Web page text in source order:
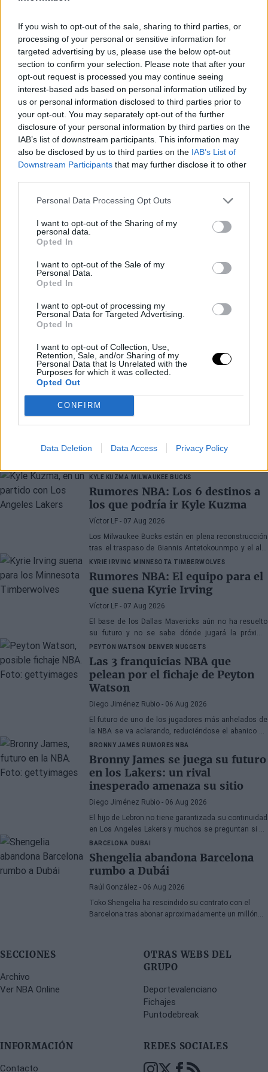
If you wish to opt-out of the sale, sharing to third parties, or
processing of your personal or sensitive information for
targeted advertising by us, please use the below opt-out
section to confirm your selection. Please note that after your
opt-out request is processed you may continue seeing
interest-based ads based on personal information utilized by
us or personal information disclosed to third parties prior to
your opt-out. You may separately opt-out of the further
disclosure of your personal information by third parties on the
IAB’s list of downstream participants. This information may
also be disclosed by us to third parties on the IAB’s List of
Downstream Participants that may further disclose it to other
Personal Data Processing Opt Outs
I want to opt-out of the Sharing of my
personal data.
Opted In
I want to opt-out of the Sale of my
Personal Data.
Opted In
I want to opt-out of processing my
Personal Data for Targeted Advertising.
Opted In
I want to opt-out of Collection, Use,
Retention, Sale, and/or Sharing of my
Personal Data that Is Unrelated with the
Purposes for which it was collected.
Opted Out
CONFIRM
Data Deletion Data Access Privacy Policy
abonos de temporada para el curso 2023/24". El
impacto de Wembanyama ya se deja ver en las arcas
del equipo de Texas, que siente que le ha tocado el
mejor 'gordo' de la lotería en muchísimo tiempo.
Últimos artículos
KYLE KUZMA MILWAUKEE BUCKS
Rumores NBA: Los 6 destinos a
los que podría ir Kyle Kuzma
Víctor LF - 07 Aug 2026
Los Milwaukee Bucks están en plena reconstrucción
tras el traspaso de Giannis Antetokounmpo y el ala-
pívot podría ser el siguiente
KYRIE IRVING MINNESOTA TIMBERWOLVES
Rumores NBA: El equipo para el
que suena Kyrie Irving
Víctor LF - 07 Aug 2026
El base de los Dallas Mavericks aún no ha resuelto
su futuro y no se sabe dónde jugará la próxima
temporada
PEYTON WATSON DENVER NUGGETS
Las 3 franquicias NBA que
pelean por el fichaje de Peyton
Watson
Diego Jiménez Rubio - 06 Aug 2026
El futuro de uno de los jugadores más anhelados de
la NBA se va aclarando, reduciéndose el abanico de
franquicias candidatas a tres.
BRONNY JAMES RUMORES NBA
Bronny James se juega su futuro
en los Lakers: un rival
inesperado amenaza su sitio
Diego Jiménez Rubio - 06 Aug 2026
El hijo de Lebron no tiene garantizada su continuidad
en Los Angeles Lakers y muchos se preguntan si ha
hecho méritos para seguir en la NBA.
BARCELONA DUBAI
Shengelia abandona Barcelona
rumbo a Dubái
Raúl González - 06 Aug 2026
Toko Shengelia ha rescindido su contrato con el
Barcelona tras abonar aproximadamente un millón
encuentros entre competiciones europeas y
SECCIONES
Archivo
Ver NBA Online
OTRAS WEBS DEL
GRUPO
Deportevalenciano
Fichajes
Puntodebreak
INFORMACIÓN
Contacto
REDES SOCIALES